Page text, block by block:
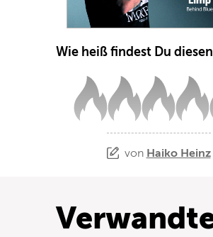
Wie heiß findest Du
von Haiko Heinz